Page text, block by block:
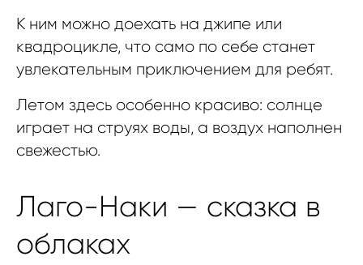
К ним можно доехать на джипе или
квадроцикле, что само по себе станет
увлекательным приключением для ребят.
Летом здесь особенно красиво: солнце
играет на струях воды, а воздух наполнен
свежестью.
Лаго-Наки — сказка в
облаках